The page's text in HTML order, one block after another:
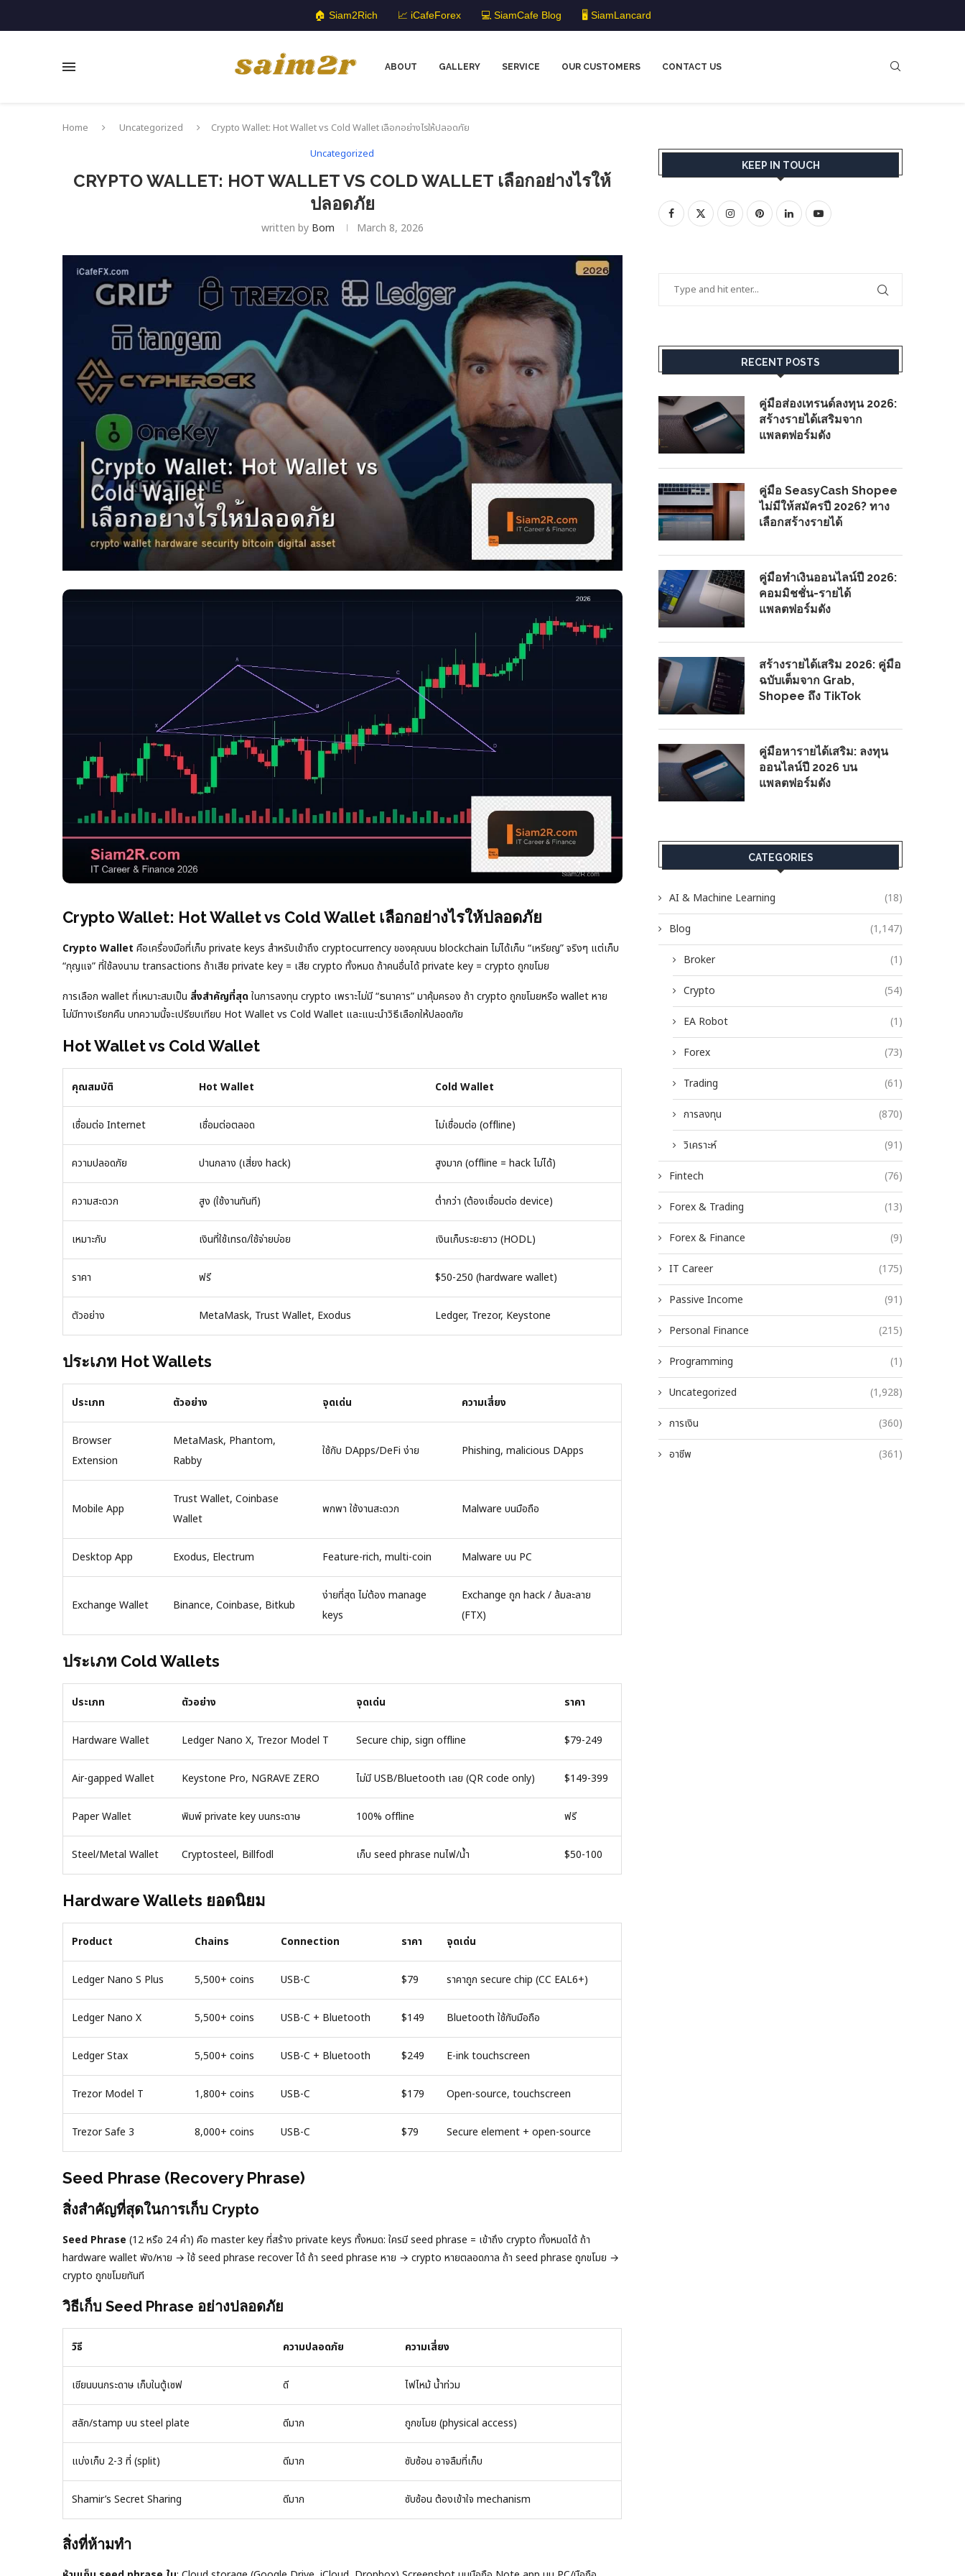
🏠 Siam2Rich 📈 iCafeForex 💻 SiamCafe Blog 🖥️ SiamLancard
ABOUT GALLERY SERVICE OUR CUSTOMERS CONTACT US
Home Uncategorized
Crypto Wallet: Hot Wallet vs Cold Wallet เลือกอย่างไรให้ปลอดภัย
Uncategorized
CRYPTO WALLET: HOT WALLET VS COLD WALLET เลือกอย่างไรให้
ปลอดภัย
written by Bom March 8, 2026
Crypto Wallet: Hot Wallet vs Cold Wallet เลือกอย่างไรให้ปลอดภัย
Crypto Wallet คือเครื่องมือที่เก็บ private keys สำหรับเข้าถึง cryptocurrency ของคุณบน blockchain ไม่ได้เก็บ “เหรียญ” จริงๆ แต่เก็บ
“กุญแจ” ที่ใช้ลงนาม transactions ถ้าเสีย private key = เสีย crypto ทั้งหมด ถ้าคนอื่นได้ private key = crypto ถูกขโมย
การเลือก wallet ที่เหมาะสมเป็น สิ่งสำคัญที่สุดในการลงทุน crypto เพราะไม่มี “ธนาคาร” มาคุ้มครอง ถ้า crypto ถูกขโมยหรือ wallet หาย
ไม่มีทางเรียกคืน บทความนี้จะเปรียบเทียบ Hot Wallet vs Cold Wallet และแนะนำวิธีเลือกให้ปลอดภัย
Hot Wallet vs Cold Wallet
คุณสมบัติ Hot Wallet Cold Wallet
เชื่อมต่อ Internet เชื่อมต่อตลอด ไม่เชื่อมต่อ (offline)
ความปลอดภัย ปานกลาง (เสี่ยง hack) สูงมาก (offline = hack ไม่ได้)
ความสะดวก สูง (ใช้งานทันที) ต่ำกว่า (ต้องเชื่อมต่อ device)
เหมาะกับ เงินที่ใช้เทรด/ใช้จ่ายบ่อย เงินเก็บระยะยาว (HODL)
ราคา ฟรี $50-250 (hardware wallet)
ตัวอย่าง MetaMask, Trust Wallet, Exodus Ledger, Trezor, Keystone
ประเภท Hot Wallets
ประเภท ตัวอย่าง จุดเด่น ความเสี่ยง
Browser
Extension
MetaMask, Phantom,
Rabby
ใช้กับ DApps/DeFi ง่าย Phishing, malicious DApps
Mobile App
Trust Wallet, Coinbase
Wallet
พกพา ใช้งานสะดวก Malware บนมือถือ
Desktop App Exodus, Electrum Feature-rich, multi-coin Malware บน PC
Exchange Wallet Binance, Coinbase, Bitkub
ง่ายที่สุด ไม่ต้อง manage
keys
Exchange ถูก hack / ล้มละลาย
(FTX)
ประเภท Cold Wallets
ประเภท ตัวอย่าง จุดเด่น ราคา
Hardware Wallet Ledger Nano X, Trezor Model T Secure chip, sign offline $79-249
Air-gapped Wallet Keystone Pro, NGRAVE ZERO ไม่มี USB/Bluetooth เลย (QR code only) $149-399
Paper Wallet พิมพ์ private key บนกระดาษ 100% offline ฟรี
Steel/Metal Wallet Cryptosteel, Billfodl เก็บ seed phrase ทนไฟ/น้ำ $50-100
Hardware Wallets ยอดนิยม
Product Chains Connection ราคา จุดเด่น
Ledger Nano S Plus 5,500+ coins USB-C $79 ราคาถูก secure chip (CC EAL6+)
Ledger Nano X 5,500+ coins USB-C + Bluetooth $149 Bluetooth ใช้กับมือถือ
Ledger Stax 5,500+ coins USB-C + Bluetooth $249 E-ink touchscreen
Trezor Model T 1,800+ coins USB-C $179 Open-source, touchscreen
Trezor Safe 3 8,000+ coins USB-C $79 Secure element + open-source
Seed Phrase (Recovery Phrase)
สิ่งสำคัญที่สุดในการเก็บ Crypto
Seed Phrase (12 หรือ 24 คำ) คือ master key ที่สร้าง private keys ทั้งหมด: ใครมี seed phrase = เข้าถึง crypto ทั้งหมดได้ ถ้า
hardware wallet พัง/หาย → ใช้ seed phrase recover ได้ ถ้า seed phrase หาย → crypto หายตลอดกาล ถ้า seed phrase ถูกขโมย →
crypto ถูกขโมยทันที
วิธีเก็บ Seed Phrase อย่างปลอดภัย
วิธี ความปลอดภัย ความเสี่ยง
เขียนบนกระดาษ เก็บในตู้เซฟ ดี ไฟไหม้ น้ำท่วม
สลัก/stamp บน steel plate ดีมาก ถูกขโมย (physical access)
แบ่งเก็บ 2-3 ที่ (split) ดีมาก ซับซ้อน อาจลืมที่เก็บ
Shamir’s Secret Sharing ดีมาก ซับซ้อน ต้องเข้าใจ mechanism
สิ่งที่ห้ามทำ
KEEP IN TOUCH
RECENT POSTS
คู่มือส่องเทรนด์ลงทุน 2026:
สร้างรายได้เสริมจาก
แพลตฟอร์มดัง
คู่มือ SeasyCash Shopee
ไม่มีให้สมัครปี 2026? ทาง
เลือกสร้างรายได้
คู่มือทำเงินออนไลน์ปี 2026:
คอมมิชชั่น-รายได้
แพลตฟอร์มดัง
สร้างรายได้เสริม 2026: คู่มือ
ฉบับเต็มจาก Grab,
Shopee ถึง TikTok
คู่มือหารายได้เสริม: ลงทุน
ออนไลน์ปี 2026 บน
แพลตฟอร์มดัง
CATEGORIES
AI & Machine Learning (18)
Blog (1,147)
Broker (1)
Crypto (54)
EA Robot (1)
Forex (73)
Trading (61)
การลงทุน (870)
วิเคราะห์ (91)
Fintech (76)
Forex & Trading (13)
Forex & Finance (9)
IT Career (175)
Passive Income (91)
Personal Finance (215)
Programming (1)
Uncategorized (1,928)
การเงิน (360)
อาชีพ (361)